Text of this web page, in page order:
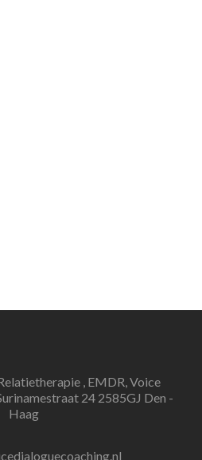
, EMDR, Voice
24 2585GJ Den -
Haag